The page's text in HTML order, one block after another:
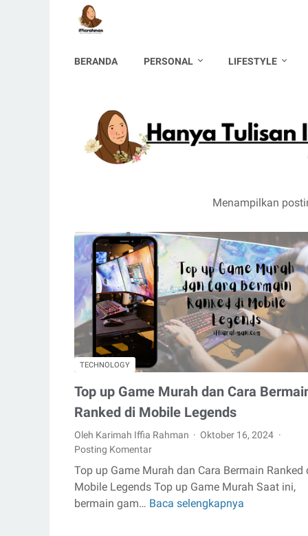
BERANDA PERSONAL LIFESTYLE
Menampilkan
TECHNOLOGY
Top up Game Murah dan Cara
Ranked di Mobile Legends
Oleh Karimah Iffia Rahman
Oktober 16, 2024
Posting Komentar
Top up Game Murah dan Cara Bermain Ranked
Mobile Legends Top up Game Murah Saat ini,
bermain gam… Baca selengkapnya